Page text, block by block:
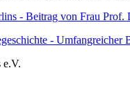
- Beitrag von Frau
-
e.V.